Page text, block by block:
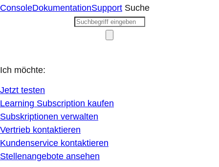
ConsoleDokumentationSupport Suche
Ich möchte:
Jetzt testen
Learning Subscription kaufen
Subskriptionen verwalten
Vertrieb kontaktieren
Kundenservice kontaktieren
Stellenangebote ansehen